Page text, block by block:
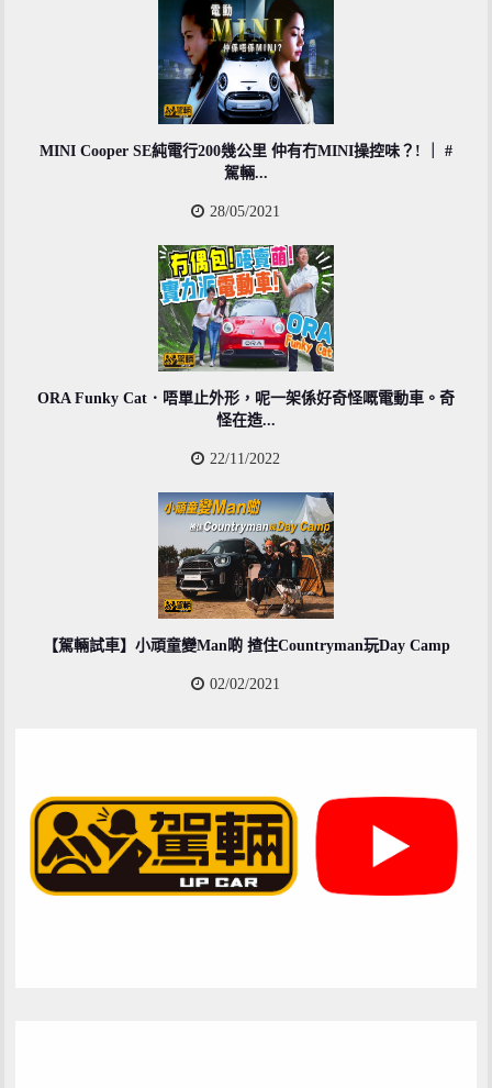
MINI Cooper SE純電行200幾公里 仲有冇MINI操控味？! ｜ #
駕輛...
28/05/2021
ORA Funky Cat．唔單止外形，呢一架係好奇怪嘅電動車。奇
怪在造...
22/11/2022
【駕輛試車】小頑童變Man啲 揸住Countryman玩Day Camp
02/02/2021